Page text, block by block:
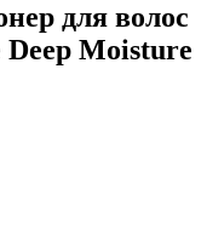
для волос
Moisture